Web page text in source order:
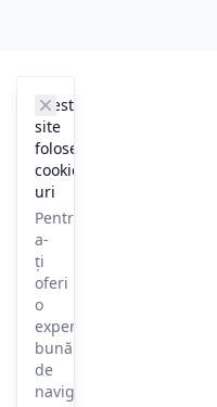
Acest
site
folosește
cookie-
uri
Pentru
a-
ți
oferi
o
experiență
bună
de
navigare,
cookie_notice.clos3